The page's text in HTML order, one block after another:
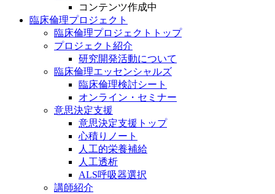
コンテンツ作成中
臨床倫理プロジェクト
臨床倫理プロジェクトトップ
プロジェクト紹介
研究開発活動について
臨床倫理エッセンシャルズ
臨床倫理検討シート
オンライン・セミナー
意思決定支援
意思決定支援トップ
心積りノート
人工的栄養補給
人工透析
ALS呼吸器選択
講師紹介